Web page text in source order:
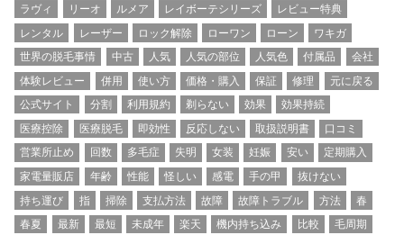
ラヴィ
リーオ ルメア レイボーテシリーズ
レビュー特典
レンタル
レーザー ロック解除 ローワン ローン
ワキガ
世界の脱毛事情
中古 人気 人気の部位 人気色 付属品
会社
体験レビュー
併用 使い方 価格・購入 保証 修理
元に戻る
公式サイト
分割 利用規約 剃らない 効果
効果持続
医療控除
医療脱毛 即効性 反応しない 取扱説明書
口コミ
営業所止め
回数 多毛症 失明 女装 妊娠 安い
定期購入
家電量販店
年齢 性能 怪しい 感電 手の甲
抜けない
持ち運び
指 掃除 支払方法 故障 故障トラブル 方法
春
春夏
最新 最短 未成年 楽天 機内持ち込み 比較 毛周期